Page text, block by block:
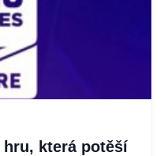
hru, která potěší